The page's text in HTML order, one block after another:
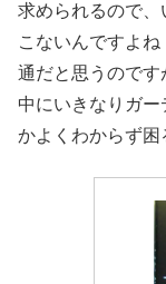
求められるので、
こないんですよ
通だと思うので
中にいきなりガ
かよくわからず